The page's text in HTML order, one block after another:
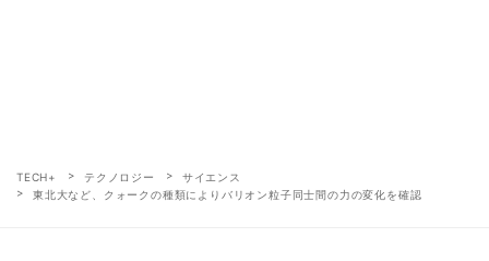
TECH+ テクノロジー
サイエンス
東北大など、クォークの種類によりバリオン粒子同士間の力の変化を確認